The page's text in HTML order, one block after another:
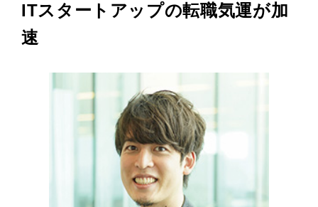
ITスタートアップの転職気運が加
速